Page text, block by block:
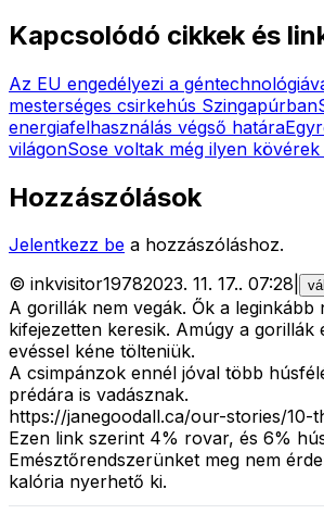
Kapcsolódó cikkek és
Az EU engedélyezi a
mesterséges csirkehús Szingapúrban
energiafelhasználás végső határa
világonSose voltak még ilyen
Hozzászólások
Jelentkezz be a hozzászóláshoz.
© inkvisitor19782023. 11. 17.. 07:28
A gorillák nem vegák. Ők a
kifejezetten keresik. Amúgy a
evéssel kéne tölteniük.
A csimpánzok ennél jóval több
prédára is vadásznak.
https://janegoodall.ca/our-stories/10-
Ezen link szerint 4% rovar, és 6%
Emésztőrendszerünket meg nem
kalória nyerhető ki.